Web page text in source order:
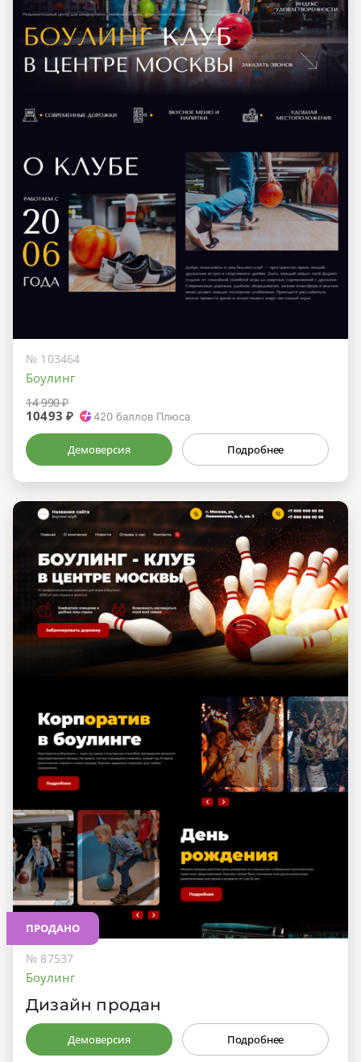
№ 103464
Боулинг
14 990 ₽
10493 ₽ 420 баллов Плюса
Демоверсия Подробнее
ПРОДАНО
№ 87537
Боулинг
Дизайн продан
Демоверсия Подробнее